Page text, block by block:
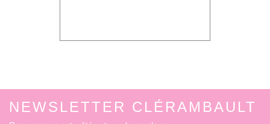
NEWSLETTER CLÉRAMBAULT